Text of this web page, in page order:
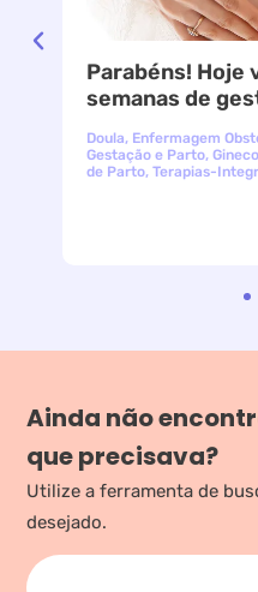
Parabéns! Hoje
semanas de
Doula, Enfermagem
Gestação e Parto,
de Parto,Terapias-
Ainda não
que precisava?
Utilize a ferramenta de
desejado.